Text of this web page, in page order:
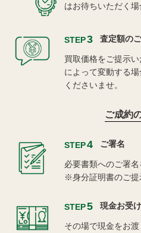
はお待ちいただく場
STEP3 査定額の
買取価格をご提示
によって変動する
くださいませ。
ご成約
STEP4 ご署名
必要書類へのご署名
※身分証明書のご提
STEP5 現金お受
その場で現金をお